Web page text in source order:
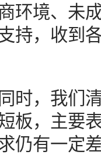
环境、未
持，收到
，我们清
板，主要
仍有一定